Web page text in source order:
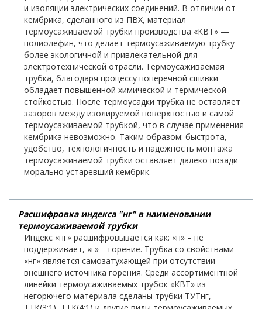
и изоляции электрических соединений. В отличии от
кембрика, сделанного из ПВХ, материал
термоусаживаемой трубки производства «КВТ» —
полиолефин, что делает термоусаживаемую трубку
более экологичной и привлекательной для
электротехнической отрасли. Термоусаживаемая
трубка, благодаря процессу поперечной сшивки
обладает повышенной химической и термической
стойкостью. После термоусадки трубка не оставляет
зазоров между изолируемой поверхностью и самой
термоусаживаемой трубкой, что в случае применения
кембрика невозможно. Таким образом: быстрота,
удобство, технологичность и надежность монтажа
термоусаживаемой трубки оставляет далеко позади
морально устаревший кембрик.
Расшифровка индекса "нг" в наименовании
термоусаживаемой трубки
Индекс «нг» расшифровывается как: «н» – не
поддерживает, «г» – горение. Трубка со свойствами
«нг» является самозатухающей при отсутствии
внешнего источника горения. Среди ассортиментной
линейки термоусаживаемых трубок «КВТ» из
негорючего материала сделаны трубки ТУТнг,